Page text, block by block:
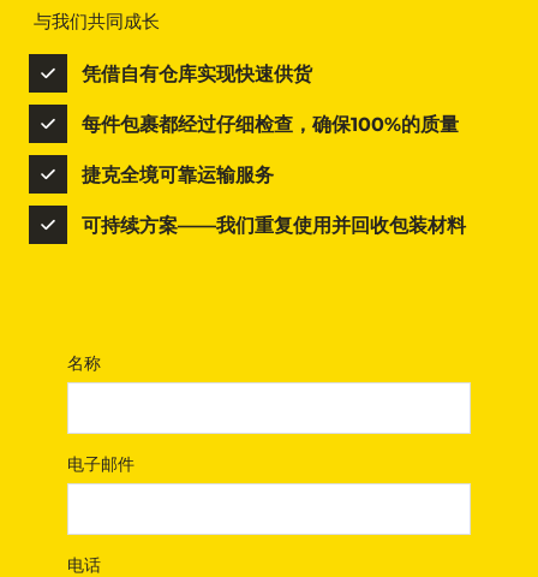
与我们共同成长
凭借自有仓库实现快速供货
每件包裹都经过仔细检查，确保100%的质量
捷克全境可靠运输服务
可持续方案——我们重复使用并回收包装材料
名称
电子邮件
电话